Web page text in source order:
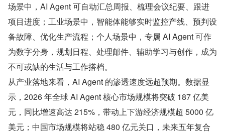
场景中，AI Agent 可自动汇总周报、梳理会议纪要、跟进
项目进度；工业场景中，智能体能够实时监控产线、预判设
备故障、优化生产流程；个人场景中，专属 AI Agent 可作
为数字分身，规划日程、处理邮件、辅助学习与创作，成为
不可或缺的生活与工作搭档。
从产业落地来看，AI Agent 的渗透速度远超预期。数据显
示，2026 年全球 AI Agent 核心市场规模将突破 187 亿美
元，同比增速高达 215%，带动上下游经济规模超 5000 亿
美元；中国市场规模将站稳 480 亿元关口，未来五年复合